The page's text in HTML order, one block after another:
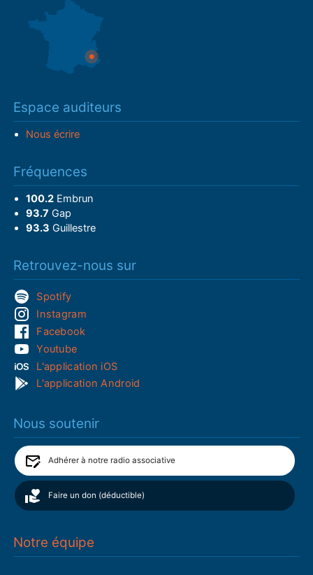
Espace auditeurs
Nous écrire
Fréquences
100.2Embrun
93.7 Gap
93.3 Guillestre
Retrouvez-nous sur
Spotify
Instagram
Facebook
Youtube
L'application iOS
L'application Android
Nous soutenir
Adhérer à notre radio associative
Faire un don (déductible)
Notre équipe